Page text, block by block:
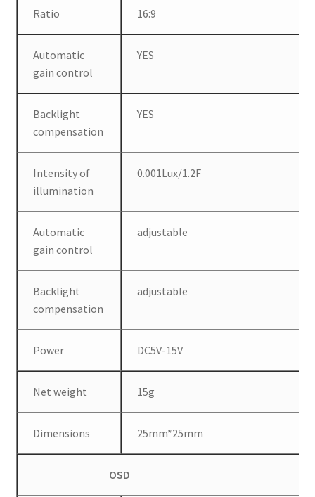
Ratio 16:9
Automatic
gain control
YES
Backlight
compensation
YES
Intensity of
illumination
0.001Lux/1.2F
Automatic
gain control
adjustable
Backlight
compensation
adjustable
Power DC5V-15V
Net weight 15g
Dimensions 25mm*25mm
OSD